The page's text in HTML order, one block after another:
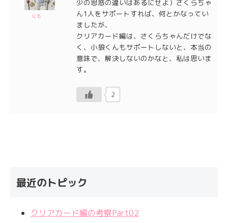
にも
少の思惑の違いはあるにせよ）さくらちゃ
ん1人をサポートすれば、何とかなってい
ましたが、
クリアカード編は、さくらちゃんだけでな
く、小狼くんもサポートしないと、本当の
意味で、解決しないのかなと、私は思いま
す。
2
最近のトピック
クリアカード編の考察Part02